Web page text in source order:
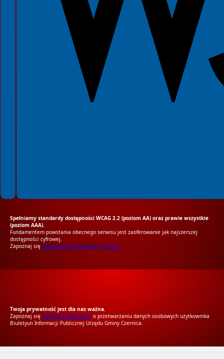
Spełniamy standardy dostępności WCAG 2.2 (poziom AA) oraz prawie wszystkie
(poziom AAA).
Fundamentem powstania obecnego serwisu jest zaoferowanie jak najszerszej
dostępności cyfrowej.
Zapoznaj się Deklaracją dostępności cyfrowej.
Twoja prywatność jest dla nas ważna.
Zapoznaj się Polityką Prywatności o przetwarzaniu danych osobowych użytkownika
Biuletyun Informacji Publicznej Urzędu Gminy Czernica.